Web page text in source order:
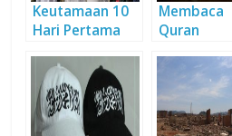
Keutamaan 10
Hari Pertama
Menurut Al-
Qur’an dan As-
Sunnah
(Bagian1)
Membaca
Quran
n Hati